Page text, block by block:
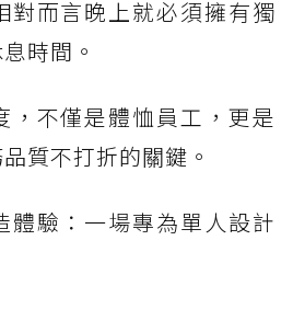
對而言晚上就必須擁有獨
時間。
，不僅是體恤員工，更是
質不打折的關鍵。
體驗：一場專為單人設計